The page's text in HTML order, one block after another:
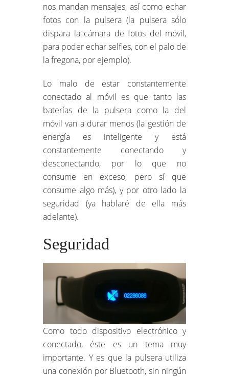
nos mandan mensajes, así como echar
fotos con la pulsera (la pulsera sólo
dispara la cámara de fotos del móvil,
para poder echar selfies, con el palo de
la fregona, por ejemplo).
Lo malo de estar constantemente
conectado al móvil es que tanto las
baterías de la pulsera como la del
móvil van a durar menos (la gestión de
energía es inteligente y está
constantemente conectando y
desconectando, por lo que no
consume en exceso, pero sí que
consume algo más), y por otro lado la
seguridad (ya hablaré de ella más
adelante).
Seguridad
Como todo dispositivo electrónico y
conectado, éste es un tema muy
importante. Y es que la pulsera utiliza
una conexión por Bluetooth, sin ningún